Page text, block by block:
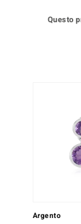
Questo
Argento